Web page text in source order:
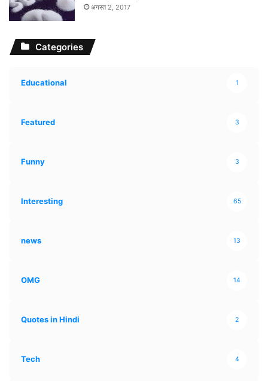
अगस्त 2, 2017
Categories
Educational 1
Featured 3
Funny 3
Interesting 65
news 13
OMG 14
Quotes in Hindi 2
Tech 4